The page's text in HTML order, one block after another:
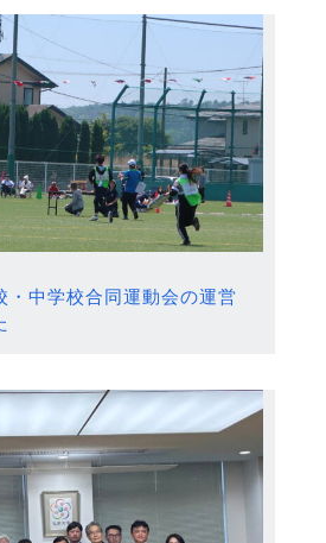
・中学校合同運動会の運営